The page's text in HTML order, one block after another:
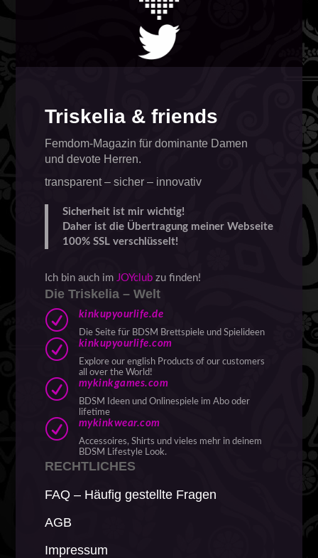
Triskelia & friends
Femdom-Magazin für dominante Damen
und devote Herren.
transparent – sicher – innovativ
Sicherheit ist mir wichtig!
Daher ist die Übertragung meiner Webseite
100% SSL verschlüsselt!
Ich bin auch im JOYclubzu finden!
Die Triskelia – Welt
R kinkupyourlife.de
Die Seite für BDSM Brettspiele und Spielideen
R kinkupyourlife.com
Explore our english Products of our customers
all over the World!
R mykinkgames.com
BDSM Ideen und Onlinespiele im Abo oder
lifetime
R mykinkwear.com
Accessoires, Shirts und vieles mehr in deinem
BDSM Lifestyle Look.
RECHTLICHES
FAQ – Häufig gestellte Fragen
AGB
Impressum